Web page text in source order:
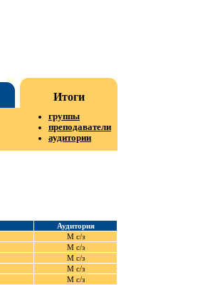
Итоги
группы
преподаватели
аудитории
Аудитория
М с/з
М с/з
М с/з
М с/з
М с/з